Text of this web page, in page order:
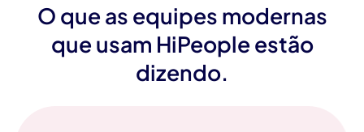
O que as equipes modernas
que usam HiPeople estão
dizendo.